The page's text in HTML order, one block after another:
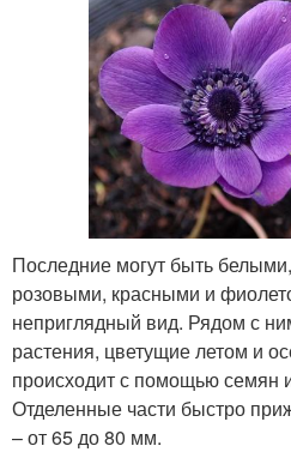
Последние могут быть
розовыми, красными и
неприглядный вид. Рядом с
растения, цветущие летом и
происходит с помощью семян
Отделенные части быстро
– от 65 до 80 мм.